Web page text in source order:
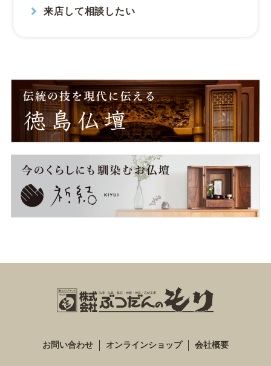
来店して相談したい
お問い合わせ オンラインショップ 会社概要